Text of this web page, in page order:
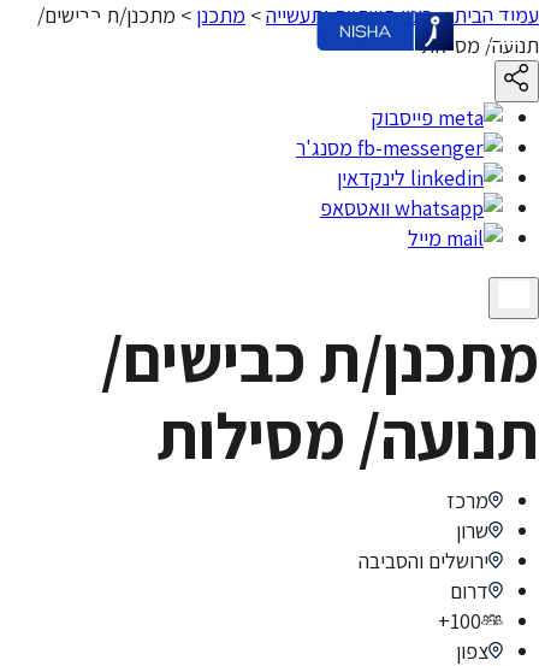
עמוד הבית>בינוי תשתיות ותעשייה> מתכנן > מתכנן/ת כבישים/
תנועה/ מסילות
פייסבוק
מסנג'ר
לינקדאין
וואטסאפ
מייל
מתכנן/ת כבישים/
תנועה/ מסילות
מרכז
שרון
ירושלים והסביבה
דרום
100+
צפון